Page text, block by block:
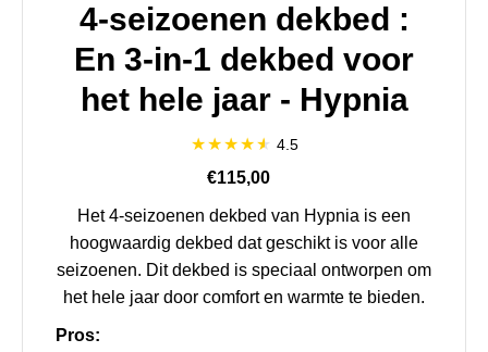
4-seizoenen dekbed :
En 3-in-1 dekbed voor
het hele jaar - Hypnia
4.5
€115,00
Het 4-seizoenen dekbed van Hypnia is een
hoogwaardig dekbed dat geschikt is voor alle
seizoenen. Dit dekbed is speciaal ontworpen om
het hele jaar door comfort en warmte te bieden.
Pros: